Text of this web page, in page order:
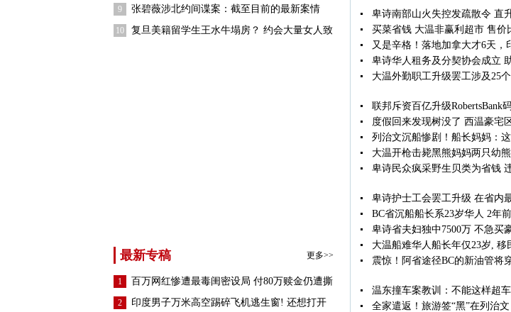
9 张碧薇涉北约间谍案：截至目前的最新案情
10 复旦美籍留学生王水牛塌房？ 约会大量女人致
最新专稿 更多>>
1 百万网红惨遭最毒闺密设局 付80万赎金仍遭撕
2 印度男子万米高空踢碎飞机逃生窗! 还想打开
卑诗南部山火失控发疏散令 直
买菜省钱 大温非赢利超市 售价
又是辛格！落地加拿大才6天，
卑诗华人租务及分契协会成立
大温外勤职工升级罢工涉及25
联邦斥资百亿升级RobertsBank
度假回来发现树没了 西温豪宅
列治文沉船惨剧！船长妈妈：
大温开枪击毙黑熊妈妈两只幼
卑诗民众疯采野生贝类为省钱
卑诗护士工会罢工升级 在省内
BC省沉船船长系23岁华人 2年
卑诗省夫妇独中7500万 不急买
大温船难华人船长年仅23岁, 移
震惊！阿省途径BC的新油管将
温东撞车案教训：不能这样超
全家遣返！旅游签“黑”在列治